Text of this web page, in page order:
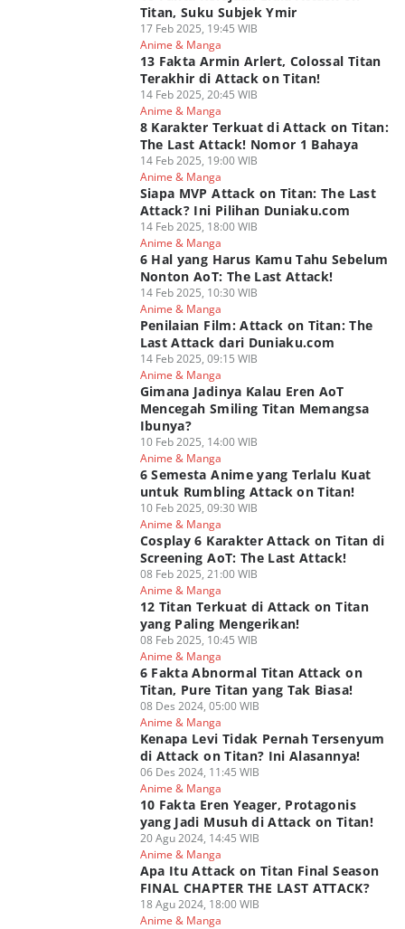
Titan, Suku Subjek Ymir
17 Feb 2025, 19:45 WIB
Anime & Manga
13 Fakta Armin Arlert, Colossal Titan
Terakhir di Attack on Titan!
14 Feb 2025, 20:45 WIB
Anime & Manga
8 Karakter Terkuat di Attack on Titan:
The Last Attack! Nomor 1 Bahaya
14 Feb 2025, 19:00 WIB
Anime & Manga
Siapa MVP Attack on Titan: The Last
Attack? Ini Pilihan Duniaku.com
14 Feb 2025, 18:00 WIB
Anime & Manga
6 Hal yang Harus Kamu Tahu Sebelum
Nonton AoT: The Last Attack!
14 Feb 2025, 10:30 WIB
Anime & Manga
Penilaian Film: Attack on Titan: The
Last Attack dari Duniaku.com
14 Feb 2025, 09:15 WIB
Anime & Manga
Gimana Jadinya Kalau Eren AoT
Mencegah Smiling Titan Memangsa
Ibunya?
10 Feb 2025, 14:00 WIB
Anime & Manga
6 Semesta Anime yang Terlalu Kuat
untuk Rumbling Attack on Titan!
10 Feb 2025, 09:30 WIB
Anime & Manga
Cosplay 6 Karakter Attack on Titan di
Screening AoT: The Last Attack!
08 Feb 2025, 21:00 WIB
Anime & Manga
12 Titan Terkuat di Attack on Titan
yang Paling Mengerikan!
08 Feb 2025, 10:45 WIB
Anime & Manga
6 Fakta Abnormal Titan Attack on
Titan, Pure Titan yang Tak Biasa!
08 Des 2024, 05:00 WIB
Anime & Manga
Kenapa Levi Tidak Pernah Tersenyum
di Attack on Titan? Ini Alasannya!
06 Des 2024, 11:45 WIB
Anime & Manga
10 Fakta Eren Yeager, Protagonis
yang Jadi Musuh di Attack on Titan!
20 Agu 2024, 14:45 WIB
Anime & Manga
Apa Itu Attack on Titan Final Season
FINAL CHAPTER THE LAST ATTACK?
18 Agu 2024, 18:00 WIB
Anime & Manga